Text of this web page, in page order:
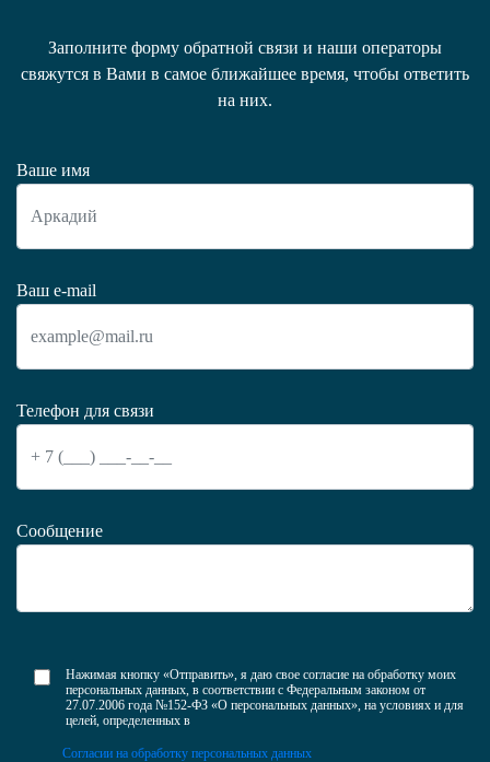
Заполните форму обратной связи и наши операторы
свяжутся в Вами в самое ближайшее время, чтобы ответить
на них.
Ваше имя
Ваш e-mail
Телефон для связи
Сообщение
Нажимая кнопку «Отправить», я даю свое согласие на обработку моих
персональных данных, в соответствии с Федеральным законом от
27.07.2006 года №152-ФЗ «О персональных данных», на условиях и для
целей, определенных в
Согласии на обработку персональных данных